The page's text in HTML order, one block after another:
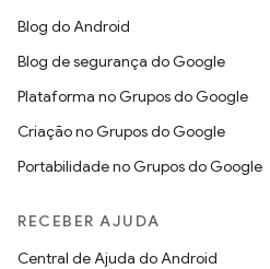
Blog do Android
Blog de segurança do Google
Plataforma no Grupos do Google
Criação no Grupos do Google
Portabilidade no Grupos do Google
RECEBER AJUDA
Central de Ajuda do Android